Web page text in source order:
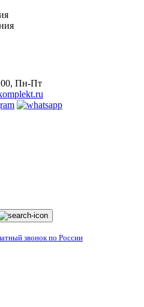
Пн-Пт
звонок по России